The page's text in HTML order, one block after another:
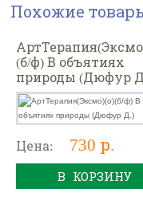
Похожие
(б/ф) В объятиях
природы (Дюфур
Цена: 730 р.
В КОРЗИНУ